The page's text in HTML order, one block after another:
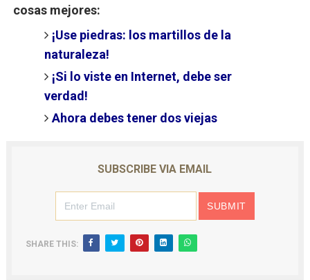
cosas mejores:
¡Use piedras: los martillos de la
naturaleza!
¡Si lo viste en Internet, debe ser
verdad!
Ahora debes tener dos viejas
SUBSCRIBE VIA EMAIL
SHARE THIS: